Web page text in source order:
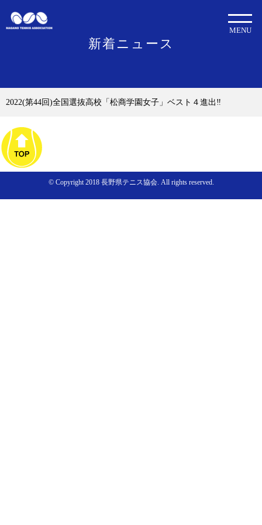
新着ニュース
MENU
2022(第44回)全国選抜高校「松商学園女子」ベスト４進出‼
© Copyright 2018 長野県テニス協会. All rights reserved.